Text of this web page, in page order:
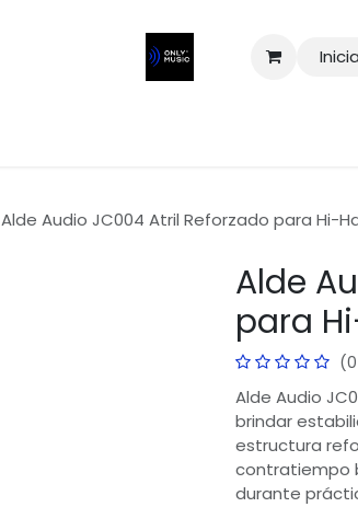
Alde Audio JC004 Atril Reforzado para Hi-
Alde
para
Alde Audio
brindar
estructura
contratiempo
durante